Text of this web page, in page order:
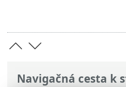
Navigačná cesta k